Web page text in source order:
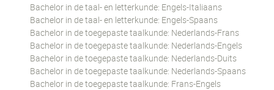
Bachelor in de taal- en letterkunde: Engels-Italiaans
Bachelor in de taal- en letterkunde: Engels-Spaans
Bachelor in de toegepaste taalkunde: Nederlands-Frans
Bachelor in de toegepaste taalkunde: Nederlands-Engels
Bachelor in de toegepaste taalkunde: Nederlands-Duits
Bachelor in de toegepaste taalkunde: Nederlands-Spaans
Bachelor in de toegepaste taalkunde: Frans-Engels